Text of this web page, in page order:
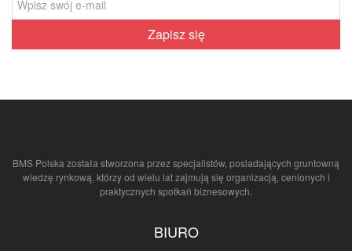
Zapisz się
BMS Polska została stworzona przez specjalistów, posiadających gruntowną
wiedzę rynkową, którzy od wielu lat zajmują się organizacją, cenionych i
praktycznych spotkań biznesowych.
BIURO